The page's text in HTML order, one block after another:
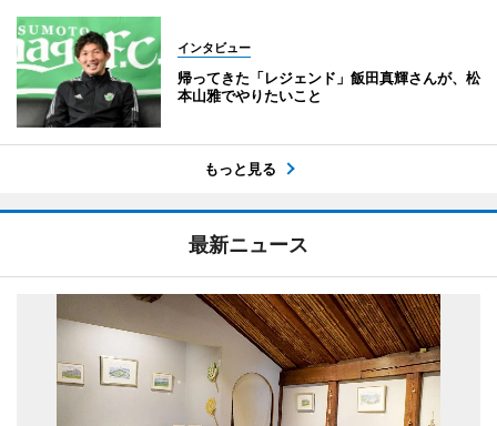
インタビュー
帰ってきた「レジェンド」飯田真輝さんが、松
本山雅でやりたいこと
もっと見る
最新ニュース